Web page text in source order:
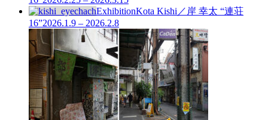
ExhibitionKota Kishi／岸 幸太 “連荘
16”2026.1.9 – 2026.2.8